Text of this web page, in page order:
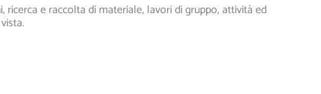
e raccolta di materiale, lavori di gruppo, attività ed